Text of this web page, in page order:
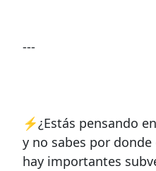
---
⚡¿Estás pensando
y no sabes por donde
hay importantes